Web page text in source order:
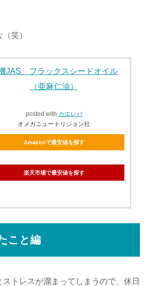
笑）
JAS フラックスシードオイル
（亜麻仁油）
posted with カエレバ
オメガニュートリジョン社
Amazonで最安値を探す
楽天市場で最安値を探す
こと編
トレスが溜まってしまうので、休日